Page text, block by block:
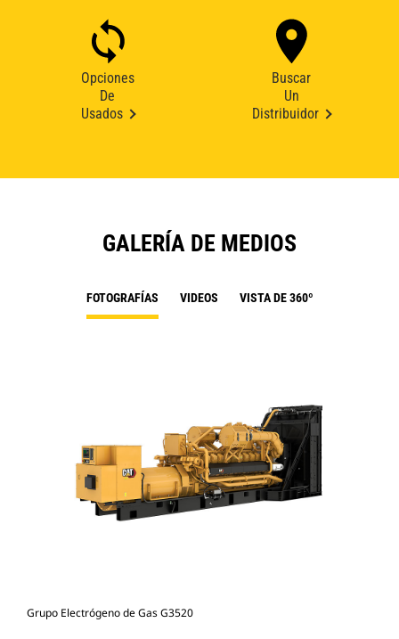
Opciones
De
Usados
Buscar
Un
Distribuidor
GALERÍA DE MEDIOS
FOTOGRAFÍAS VIDEOS VISTA DE 360º
Grupo Electrógeno de Gas G3520